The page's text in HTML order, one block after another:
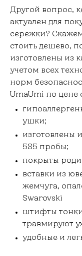
Другой вопрос,
актуален для
сережки?
стоить дешево,
изготовлены из
учетом всех
норм
UmaUmi по цене
ушки;
изготовлены
585 пробы;
покрыты
вставки из
жемчуга,
Swarovski
штифты
травмируют
удобные и